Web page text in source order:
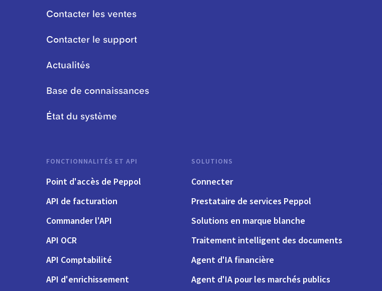
Contacter les ventes
Contacter le support
Actualités
Base de connaissances
État du système
FONCTIONNALITÉS ET API
Point d'accès de Peppol
API de facturation
Commander l'API
API OCR
API Comptabilité
API d'enrichissement
SOLUTIONS
Connecter
Prestataire de services Peppol
Solutions en marque blanche
Traitement intelligent des documents
Agent d'IA financière
Agent d'IA pour les marchés publics